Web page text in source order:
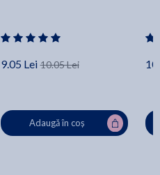
9.05 Lei 10.05 Lei
Adaugă în coș